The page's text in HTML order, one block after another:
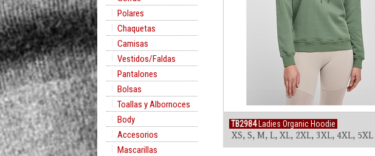
Polares
Chaquetas
Camisas
Vestidos/Faldas
Pantalones
Bolsas
Toallas y Albornoces
Body
Accesorios
Mascarillas
TB2984Ladies Organic Hoodie
XS, S, M, L, XL, 2XL, 3XL, 4XL, 5XL